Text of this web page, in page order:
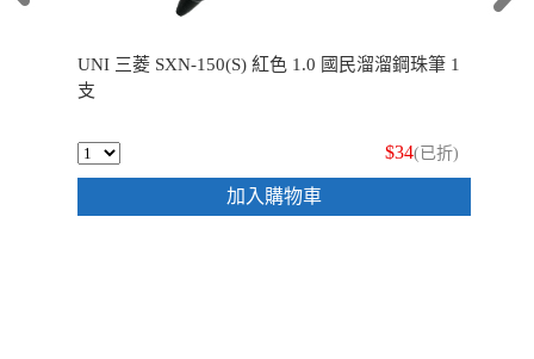
UNI 三菱 SXN-150(S) 紅色 1.0 國民溜溜鋼珠筆 1
支
$34(已折)
加入購物車